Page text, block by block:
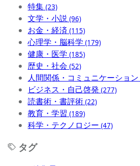
特集 (23)
文学・小説 (96)
お金・経済 (115)
心理学・脳科学 (179)
健康・医学 (185)
歴史・社会 (52)
人間関係・コミュニケーション
ビジネス・自己啓発 (277)
読書術・書評術 (22)
教育・学習 (189)
科学・テクノロジー (47)
タグ